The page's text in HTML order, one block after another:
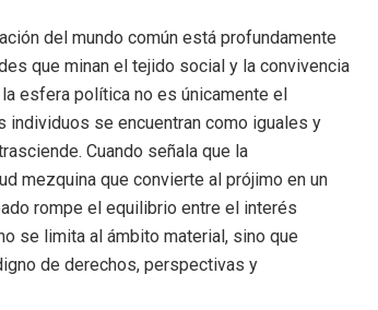
del mundo común está profundamente
que minan el tejido social y la convivencia
esfera política no es únicamente el
individuos se encuentran como iguales y
Cuando señala que la
mezquina que convierte al prójimo en un
rompe el equilibrio entre el interés
se limita al ámbito material, sino que
de derechos, perspectivas y